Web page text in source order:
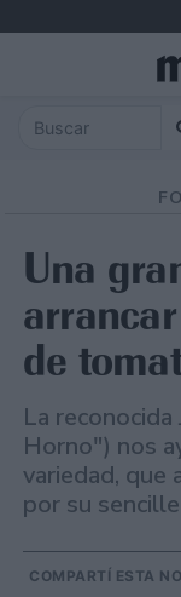
Una
de
La
Horno") nos
variedad, que
por su
COMPARTÍ ESTA